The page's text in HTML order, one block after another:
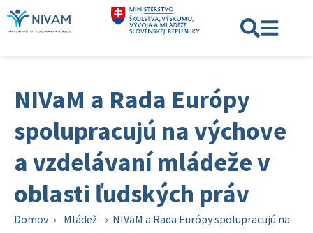
NIVaM a Rada Európy
spolupracujú na výchove
a vzdelávaní mládeže v
oblasti ľudských práv
Domov › Mládež › NIVaM a Rada Európy spolupracujú na